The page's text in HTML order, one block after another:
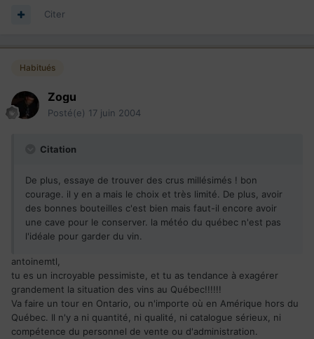
Citer
Habitués
Zogu
Posté(e) 17 juin 2004
Citation
De plus, essaye de trouver des crus millésimés ! bon
courage. il y en a mais le choix et très limité. De plus, avoir
des bonnes bouteilles c'est bien mais faut-il encore avoir
une cave pour le conserver. la météo du québec n'est pas
l'idéale pour garder du vin.
antoinemtl,
tu es un incroyable pessimiste, et tu as tendance à exagérer
grandement la situation des vins au Québec!!!!!!
Va faire un tour en Ontario, ou n'importe où en Amérique hors du
Québec. Il n'y a ni quantité, ni qualité, ni catalogue sérieux, ni
compétence du personnel de vente ou d'administration.